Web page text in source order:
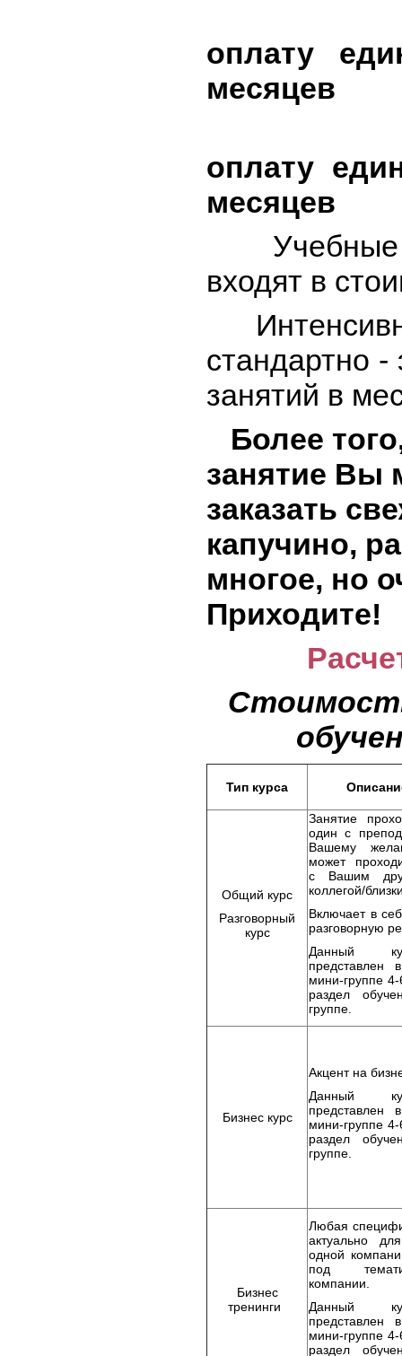
оплату
месяцев
оплату
месяцев
Учебные
входят в
стандартно
занятий в
Более
занятие Вы
заказать
капучино,
многое, но
Приходите!
Тип курса
Общий курс
Разговорный
курс
Занятие
один с
Вашему
может
с Вашим
коллегой/
Включает в
разговорную
Данный
представлен
мини-группе
раздел
группе.
Бизнес курс
Акцент на
Данный
представлен
мини-группе
раздел
группе.
Бизнес
тренинги
Любая
актуально
одной
под
компании.
Данный
представлен
мини-группе
раздел